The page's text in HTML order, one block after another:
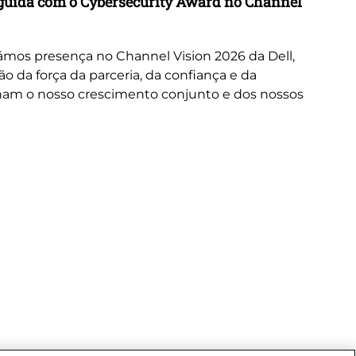
presença no Channel Vision 2026 da Dell,
da força da parceria, da confiança e da
o nosso crescimento conjunto e dos nossos